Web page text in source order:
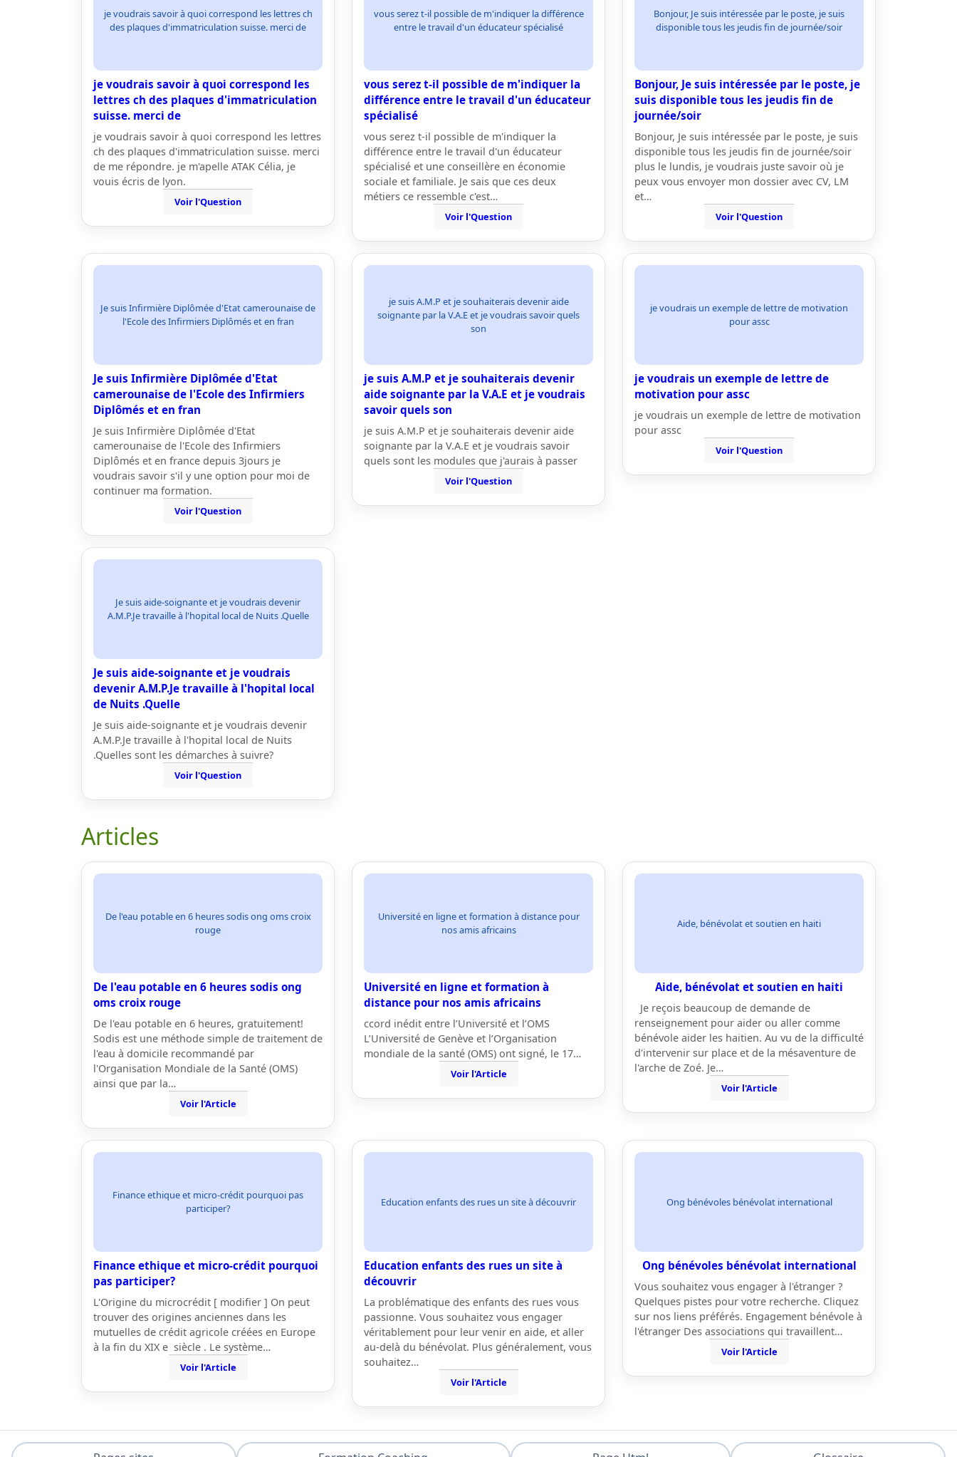
je voudrais savoir à quoi correspond les lettres ch
des plaques d'immatriculation suisse. merci de
je voudrais savoir à quoi correspond les
lettres ch des plaques d'immatriculation
suisse. merci de
je voudrais savoir à quoi correspond les lettres
ch des plaques d'immatriculation suisse. merci
de me répondre. je m'apelle ATAK Célia, je
vouis écris de lyon.
Voir l'Question
vous serez t-il possible de m'indiquer la différence
entre le travail d'un éducateur spécialisé
vous serez t-il possible de m'indiquer la
différence entre le travail d'un éducateur
spécialisé
vous serez t-il possible de m'indiquer la
différence entre le travail d'un éducateur
spécialisé et une conseillère en économie
sociale et familiale. Je sais que ces deux
métiers ce ressemble c'est…
Voir l'Question
Bonjour, Je suis intéressée par le poste, je suis
disponible tous les jeudis fin de journée/soir
Bonjour, Je suis intéressée par le poste, je
suis disponible tous les jeudis fin de
journée/soir
Bonjour, Je suis intéressée par le poste, je suis
disponible tous les jeudis fin de journée/soir
plus le lundis, je voudrais juste savoir où je
peux vous envoyer mon dossier avec CV, LM
et…
Voir l'Question
Je suis Infirmière Diplômée d'Etat camerounaise de
l'Ecole des Infirmiers Diplômés et en fran
Je suis Infirmière Diplômée d'Etat
camerounaise de l'Ecole des Infirmiers
Diplômés et en fran
Je suis Infirmière Diplômée d'Etat
camerounaise de l'Ecole des Infirmiers
Diplômés et en france depuis 3jours je
voudrais savoir s'il y une option pour moi de
continuer ma formation.
Voir l'Question
je suis A.M.P et je souhaiterais devenir aide
soignante par la V.A.E et je voudrais savoir quels
son
je suis A.M.P et je souhaiterais devenir
aide soignante par la V.A.E et je voudrais
savoir quels son
je suis A.M.P et je souhaiterais devenir aide
soignante par la V.A.E et je voudrais savoir
quels sont les modules que j'aurais à passer
Voir l'Question
je voudrais un exemple de lettre de motivation
pour assc
je voudrais un exemple de lettre de
motivation pour assc
je voudrais un exemple de lettre de motivation
pour assc
Voir l'Question
Je suis aide-soignante et je voudrais devenir
A.M.P.Je travaille à l'hopital local de Nuits .Quelle
Je suis aide-soignante et je voudrais
devenir A.M.P.Je travaille à l'hopital local
de Nuits .Quelle
Je suis aide-soignante et je voudrais devenir
A.M.P.Je travaille à l'hopital local de Nuits
.Quelles sont les démarches à suivre?
Voir l'Question
Articles
De l'eau potable en 6 heures sodis ong oms croix
rouge
De l'eau potable en 6 heures sodis ong
oms croix rouge
De l'eau potable en 6 heures, gratuitement!
Sodis est une méthode simple de traitement de
l'eau à domicile recommandé par
l'Organisation Mondiale de la Santé (OMS)
ainsi que par la…
Voir l'Article
Université en ligne et formation à distance pour
nos amis africains
Université en ligne et formation à
distance pour nos amis africains
ccord inédit entre l’Université et l’OMS
L’Université de Genève et l’Organisation
mondiale de la santé (OMS) ont signé, le 17…
Voir l'Article
Aide, bénévolat et soutien en haiti
Aide, bénévolat et soutien en haiti
Je reçois beaucoup de demande de
renseignement pour aider ou aller comme
bénévole aider les haitien. Au vu de la difficulté
d'intervenir sur place et de la mésaventure de
l'arche de Zoé. Je…
Voir l'Article
Finance ethique et micro-crédit pourquoi pas
participer?
Finance ethique et micro-crédit pourquoi
pas participer?
L'Origine du microcrédit [ modifier ] On peut
trouver des origines anciennes dans les
mutuelles de crédit agricole créées en Europe
à la fin du XIX e siècle . Le système…
Voir l'Article
Education enfants des rues un site à découvrir
Education enfants des rues un site à
découvrir
La problématique des enfants des rues vous
passionne. Vous souhaitez vous engager
véritablement pour leur venir en aide, et aller
au-delà du bénévolat. Plus généralement, vous
souhaitez…
Voir l'Article
Ong bénévoles bénévolat international
Ong bénévoles bénévolat international
Vous souhaitez vous engager à l'étranger ?
Quelques pistes pour votre recherche. Cliquez
sur nos liens préférés. Engagement bénévole à
l'étranger Des associations qui travaillent…
Voir l'Article